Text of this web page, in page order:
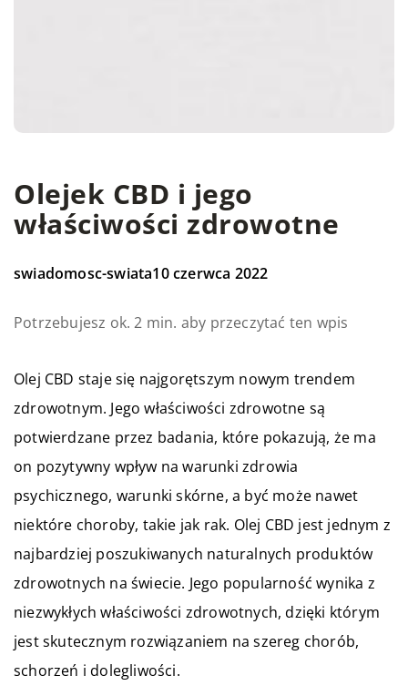
Olejek CBD i jego
właściwości zdrowotne
swiadomosc-swiata10 czerwca 2022
Potrzebujesz ok. 2 min. aby przeczytać ten wpis
Olej CBD staje się najgorętszym nowym trendem
zdrowotnym. Jego właściwości zdrowotne są
potwierdzane przez badania, które pokazują, że ma
on pozytywny wpływ na warunki zdrowia
psychicznego, warunki skórne, a być może nawet
niektóre choroby, takie jak rak. Olej CBD jest jednym z
najbardziej poszukiwanych naturalnych produktów
zdrowotnych na świecie. Jego popularność wynika z
niezwykłych właściwości zdrowotnych, dzięki którym
jest skutecznym rozwiązaniem na szereg chorób,
schorzeń i dolegliwości.